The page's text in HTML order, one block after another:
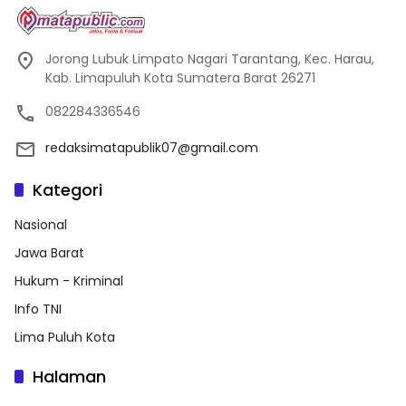
Jorong Lubuk Limpato Nagari Tarantang, Kec. Harau,
Kab. Limapuluh Kota Sumatera Barat 26271
082284336546
redaksimatapublik07@gmail.com
Kategori
Nasional
Jawa Barat
Hukum - Kriminal
Info TNI
Lima Puluh Kota
Halaman